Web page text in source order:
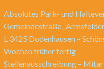
Absolutes Park- und
Gemeindestraße
L 3425 Dodenhausen –
Wochen früher fertig
Stellenausschreibung –